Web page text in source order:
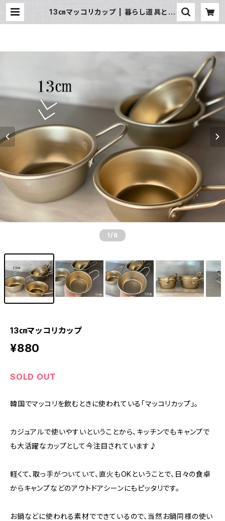
13㎝マッコリカップ | 暮らし道具と服
1 /6
13㎝マッコリカップ
¥880
SOLD OUT
韓国でマッコリを飲むときに使われている「マッコリカップ」。
カジュアルで使いやすいということから、キッチンでもキャンプで
も大活躍なカップとして今注目されています♪
軽くて、取っ手がついていて、直火もOKということで、日々の食卓
からキャンプなどのアウトドアシーンにもピッタリです。
お鍋などに使われる素材でできているので、当然お鍋同様の使い